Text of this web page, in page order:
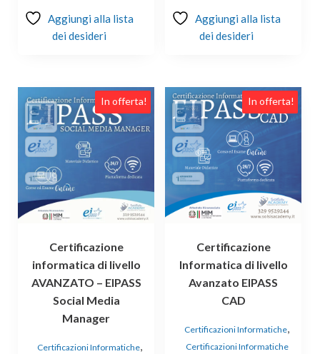
Aggiungi alla lista
dei desideri
Aggiungi alla lista
dei desideri
In offerta!
Certificazione
informatica di livello
AVANZATO – EIPASS
Social Media
Manager
Certificazioni Informatiche,
In offerta!
Certificazione
Informatica di livello
Avanzato EIPASS
CAD
Certificazioni Informatiche,
Certificazioni Informatiche